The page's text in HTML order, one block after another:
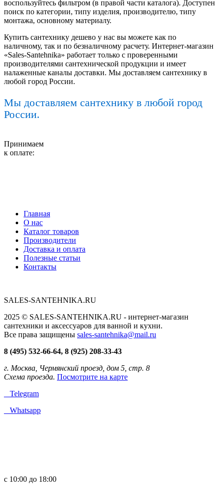
воспользуйтесь фильтром (в правой части каталога). Доступен
поиск по категории, типу изделия, производителю, типу
монтажа, основному материалу.
Купить сантехнику дешево у нас вы можете как по
наличному, так и по безналичному расчету. Интернет-магазин
«Sales-Santehnika» работает только с проверенными
производителями сантехнической продукции и имеет
налаженные каналы доставки. Мы доставляем сантехнику в
любой город России.
Мы доставляем сантехнику в любой город
России.
Принимаем
к оплате:
Главная
О нас
Каталог товаров
Производители
Доставка и оплата
Полезные статьи
Контакты
SALES-SANTEHNIKA.RU
2025 © SALES-SANTEHNIKA.RU - интернет-магазин
сантехники и аксессуаров для ванной и кухни.
Все права защищены sales-santehnika@mail.ru
8 (495) 532-66-64, 8 (925) 208-33-43
г. Москва, Чермянский проезд, дом 5, стр. 8
Схема проезда. Посмотрите на карте
Telegram
Whatsapp
с 10:00 до 18:00